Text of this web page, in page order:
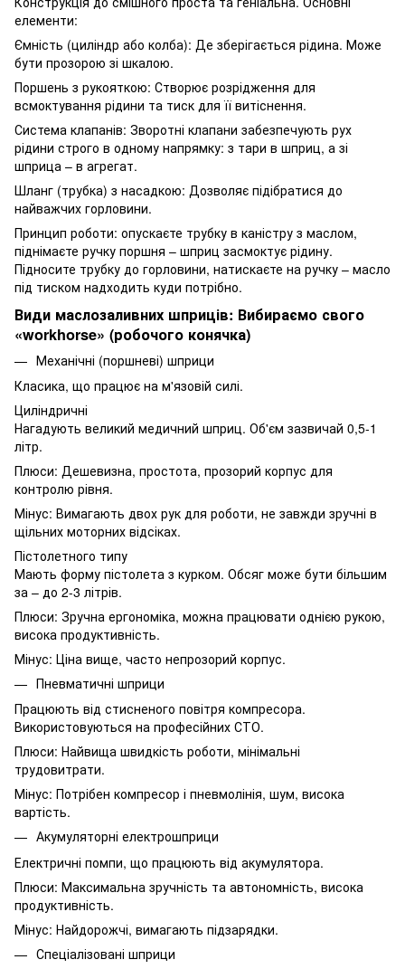
елементи:
Ємність (циліндр або колба): Де зберігається рідина. Може
бути прозорою зі шкалою.
Поршень з рукояткою: Створює розрідження для
всмоктування рідини та тиск для її витіснення.
Система клапанів: Зворотні клапани забезпечують рух
рідини строго в одному напрямку: з тари в шприц, а зі
шприца – в агрегат.
Шланг (трубка) з насадкою: Дозволяє підібратися до
найважчих горловини.
Принцип роботи: опускаєте трубку в каністру з маслом,
піднімаєте ручку поршня – шприц засмоктує рідину.
Підносите трубку до горловини, натискаєте на ручку – масло
під тиском надходить куди потрібно.
Види маслозаливних шприців: Вибираємо свого
«workhorse» (робочого конячка)
Механічні (поршневі) шприци
Класика, що працює на м'язовій силі.
Циліндричні
Нагадують великий медичний шприц. Об'єм зазвичай 0,5-1
літр.
Плюси: Дешевизна, простота, прозорий корпус для
контролю рівня.
Мінус: Вимагають двох рук для роботи, не завжди зручні в
щільних моторних відсіках.
Пістолетного типу
Мають форму пістолета з курком. Обсяг може бути більшим
за – до 2-3 літрів.
Плюси: Зручна ергономіка, можна працювати однією рукою,
висока продуктивність.
Мінус: Ціна вище, часто непрозорий корпус.
Пневматичні шприци
Працюють від стисненого повітря компресора.
Використовуються на професійних СТО.
Плюси: Найвища швидкість роботи, мінімальні
трудовитрати.
Мінус: Потрібен компресор і пневмолінія, шум, висока
вартість.
Акумуляторні електрошприци
Електричні помпи, що працюють від акумулятора.
Плюси: Максимальна зручність та автономність, висока
продуктивність.
Мінус: Найдорожчі, вимагають підзарядки.
Спеціалізовані шприци